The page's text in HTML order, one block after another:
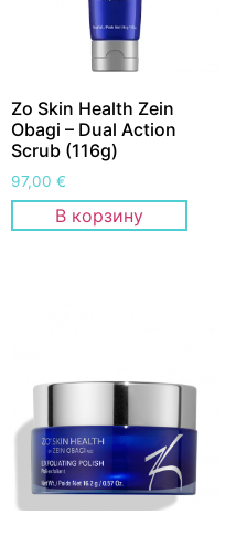
Zo Skin Health Zein
Obagi – Dual Action
Scrub (116g)
97,00 €
В корзину